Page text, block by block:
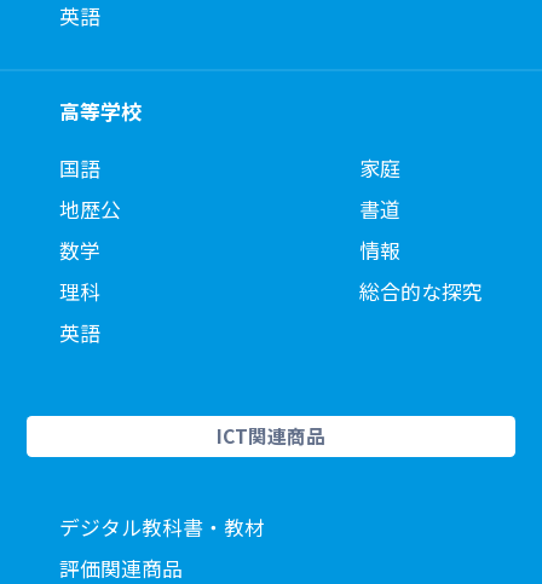
英語
高等学校
国語
地歴公
数学
理科
英語
家庭
書道
情報
総合的な探究
ICT関連商品
デジタル教科書・教材
評価関連商品